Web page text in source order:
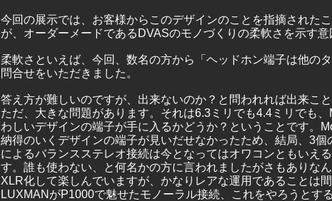
今回の展示では、お客様からこのデザインのことを指摘された
が、オーダーメードであるDVASのモノづくりの柔軟さを示す意
柔軟さといえば、今回、数名の方から「ヘッドホン端子は他の
問合せをいただきました。
答え方が難しいのですが、出来ないのか？と問われれば出来こ
ただ、大きな問題があります。それは6.3ミリでも4.4ミリでも
わしいデザインの端子が手に入るかどうか？ということです。
納得のいくデザインの端子が見いだせなかったため、結局、3
によるバランスステレオ接続は今となってはオワコンともいえ
す。誰も使わない、と何名かの方に言われましたがさもありな
XLR化して楽しんでいますが、かなりレアな運用であることは
LUXMANがP1000で魅せたモノーラル接続、これをやろうとす